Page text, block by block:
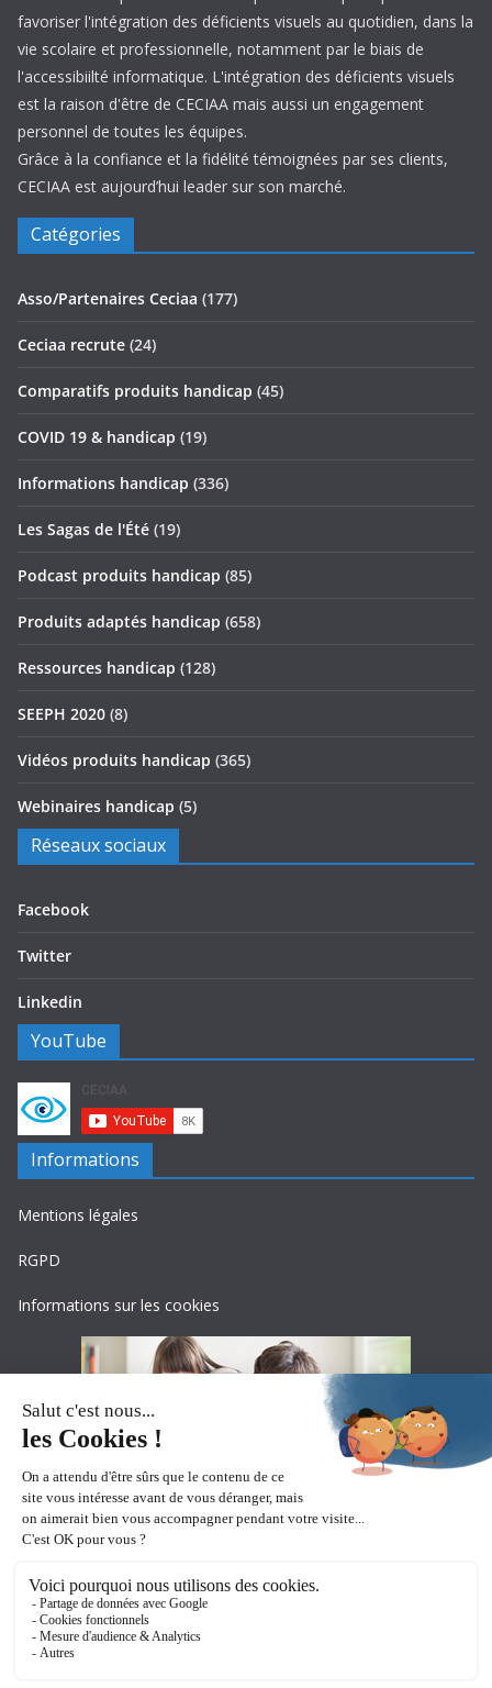
favoriser l'intégration des déficients visuels au quotidien, dans la
vie scolaire et professionnelle, notamment par le biais de
l'accessibiilté informatique. L'intégration des déficients visuels
est la raison d'être de CECIAA mais aussi un engagement
personnel de toutes les équipes.
Grâce à la confiance et la fidélité témoignées par ses clients,
CECIAA est aujourd’hui leader sur son marché.
Catégories
Asso/Partenaires Ceciaa (177)
Ceciaa recrute (24)
Comparatifs produits handicap (45)
COVID 19 & handicap (19)
Informations handicap (336)
Les Sagas de l'Été (19)
Podcast produits handicap (85)
Produits adaptés handicap (658)
Ressources handicap (128)
SEEPH 2020 (8)
Vidéos produits handicap (365)
Webinaires handicap (5)
Réseaux sociaux
Facebook
Twitter
Linkedin
YouTube
Informations
Mentions légales
RGPD
Informations sur les cookies